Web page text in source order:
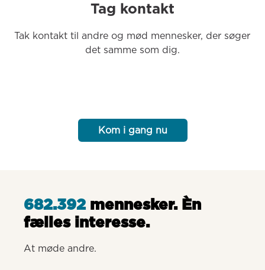
Tag kontakt
Tak kontakt til andre og mød mennesker, der søger
det samme som dig.
Kom i gang nu
682.392 mennesker. Èn
fælles interesse.
At møde andre.